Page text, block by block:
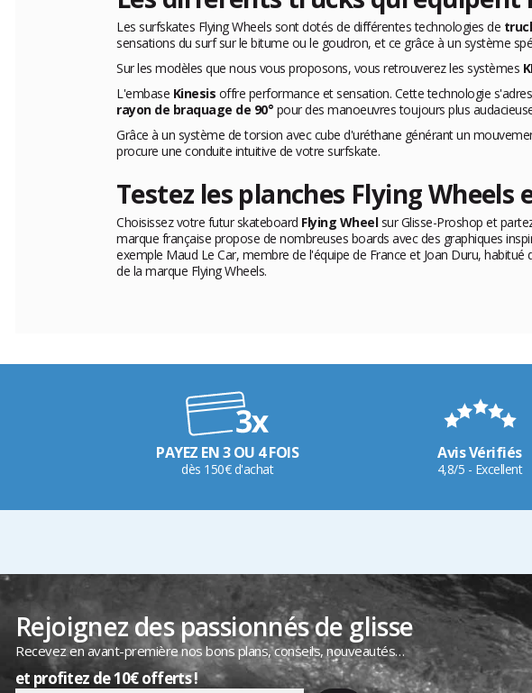
Les surfskates Flying Wheels sont dotés de différentes technologies de
sensations du surf sur le bitume ou le goudron, et ce grâce à un système
Sur les modèles que nous vous proposons, vous retrouverez les systèmes
L'embase Kinesis offre performance et sensation. Cette technologie
rayon de braquage de 90° pour des manoeuvres toujours plus
Grâce à un système de torsion avec cube d'uréthane générant un
procure une conduite intuitive de votre surfskate.
Testez les planches Flying
Choisissez votre futur skateboard Flying Wheelsur Glisse-Proshop et
marque française propose de nombreuses boards avec des graphiques
exemple Maud Le Car, membre de l'équipe de France et Joan Duru,
de la marque Flying Wheels.
PAYEZ EN 3 OU 4 FOIS
dès 150€ d'achat
Avis Vérifiés
4,8/5 - Excellent
Rejoignez des passionnés de glisse
Recevez en avant-première nos bons plans, conseils, nouveautés…
et profitez de 10€ offerts !